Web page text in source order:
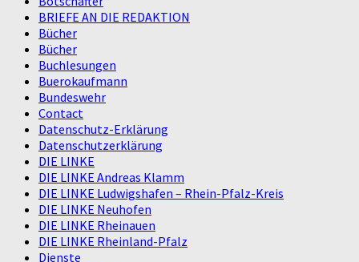
BRIEFE AN DIE REDAKTION
Bücher
Bücher
Buchlesungen
Buerokaufmann
Bundeswehr
Contact
Datenschutz-Erklärung
Datenschutzerklärung
DIE LINKE
DIE LINKE Andreas Klamm
DIE LINKE Ludwigshafen – Rhein-Pfalz-Kreis
DIE LINKE Neuhofen
DIE LINKE Rheinauen
DIE LINKE Rheinland-Pfalz
Dienste